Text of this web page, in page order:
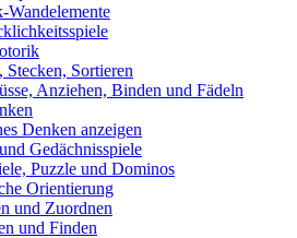
Wandelemente
Stecken, Sortieren
Anziehen, Binden und Fädeln
Denken anzeigen
Gedächnisspiele
Puzzle und Dominos
Orientierung
und Zuordnen
und Finden